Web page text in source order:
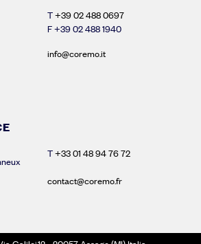
T+39 02 488 0697
F +39 02 488 1940
info@coremo.it
T+33 01 48 94 76 72
contact@coremo.fr